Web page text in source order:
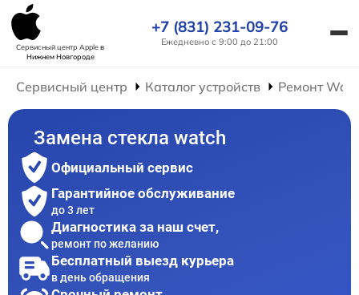
Сервисный центр Appleв
Нижнем Новгороде
+7 (831) 231-09-76
Ежедневно с 9:00 до 21:00
Сервисный центр Каталог устройств Ремонт
Замена стекла watch
Официальный сервис
Гарантийное обслуживание
до 3 лет
Диагностика за наш счет,
ремонт по желанию
Бесплатный выезд курьера
в день обращения